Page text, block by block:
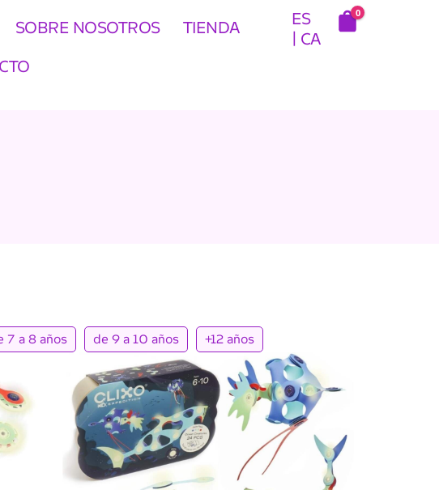
SOBRE NOSOTROS
TIENDA
ES
CA
0
7 a 8 años de 9 a 10 años +12 años